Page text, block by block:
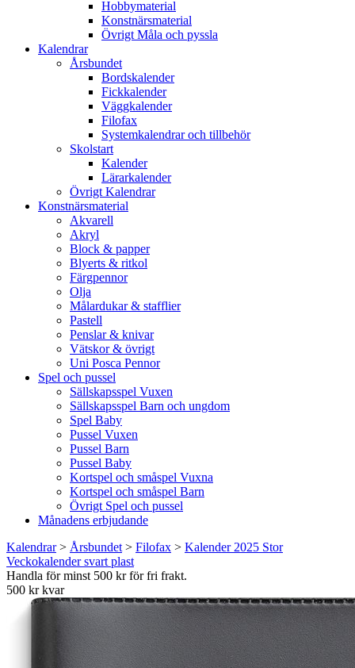
Hobbymaterial
Konstnärsmaterial
Övrigt Måla och pyssla
Kalendrar
Årsbundet
Bordskalender
Fickkalender
Väggkalender
Filofax
Systemkalendrar och tillbehör
Skolstart
Kalender
Lärarkalender
Övrigt Kalendrar
Konstnärsmaterial
Akvarell
Akryl
Block & papper
Blyerts & ritkol
Färgpennor
Olja
Målardukar & stafflier
Pastell
Penslar & knivar
Vätskor & övrigt
Uni Posca Pennor
Spel och pussel
Sällskapsspel Vuxen
Sällskapsspel Barn och ungdom
Spel Baby
Pussel Vuxen
Pussel Barn
Pussel Baby
Kortspel och småspel Vuxna
Kortspel och småspel Barn
Övrigt Spel och pussel
Månadens erbjudande
Kalendrar> Årsbundet > Filofax > Kalender 2025 Stor
Veckokalender svart plast
Handla för minst 500 kr för fri frakt.
500 kr kvar